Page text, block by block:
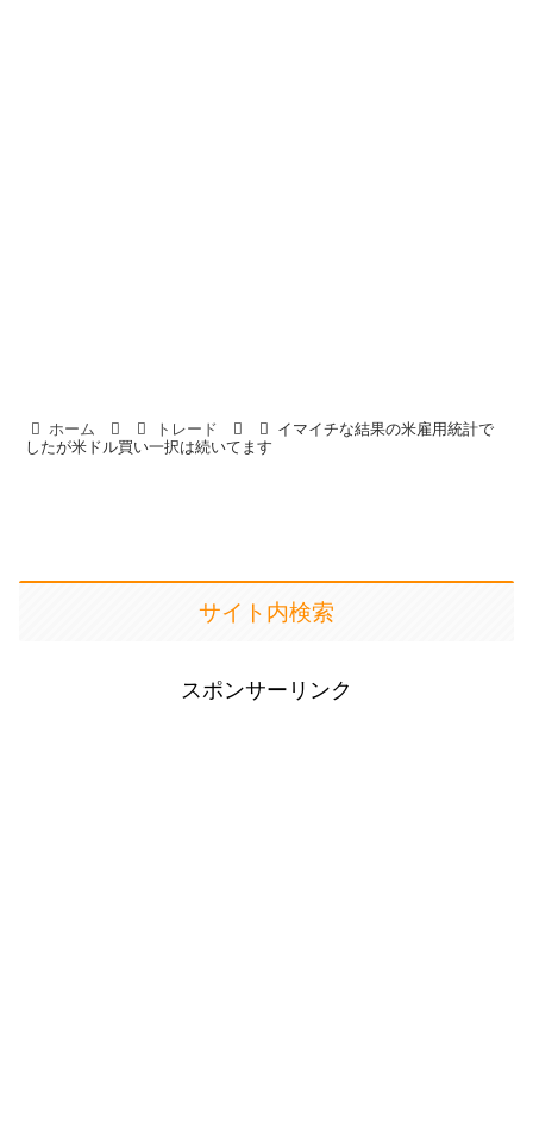
ホーム トレード
イマイチな結果の米雇用統計で
したが米ドル買い一択は続いてます
サイト内検索
スポンサーリンク